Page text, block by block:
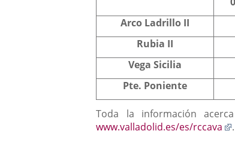
Arco Ladrillo II
Rubia II
Vega Sicilia
Pte. Poniente
Toda la información
www.valladolid.es/es/rccava
.